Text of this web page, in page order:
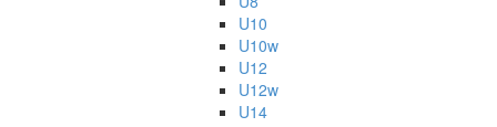
U10
U10w
U12
U12w
U14